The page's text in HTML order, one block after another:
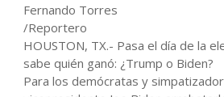
Fernando Torres
/Reportero
HOUSTON, TX.- Pasa el día de la
sabe quién ganó: ¿Trump o Biden?
Para los demócratas y